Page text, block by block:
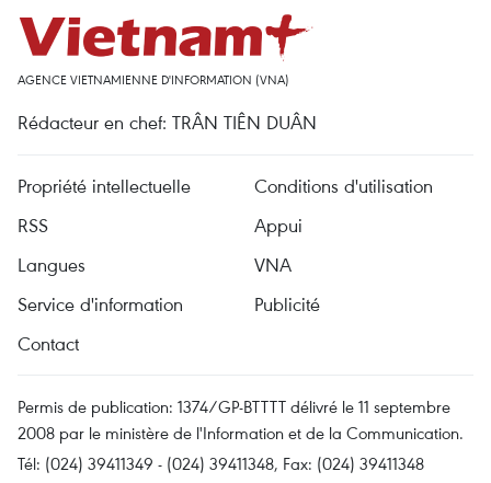
AGENCE VIETNAMIENNE D'INFORMATION (VNA)
Rédacteur en chef: TRÂN TIÊN DUÂN
Propriété intellectuelle
Conditions d'utilisation
RSS
Appui
Langues
VNA
Service d'information
Publicité
Contact
Permis de publication: 1374/GP-BTTTT délivré le 11 septembre
2008 par le ministère de l'Information et de la Communication.
Tél: (024) 39411349 - (024) 39411348, Fax: (024) 39411348